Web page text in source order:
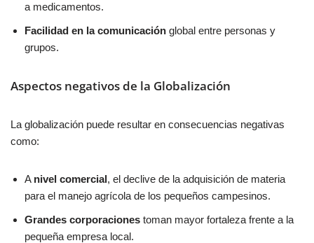
a medicamentos.
Facilidad en la comunicación global entre personas y
grupos.
Aspectos negativos de la Globalización
La globalización puede resultar en consecuencias negativas
como:
A nivel comercial, el declive de la adquisición de materia
para el manejo agrícola de los pequeños campesinos.
Grandes corporaciones toman mayor fortaleza frente a la
pequeña empresa local.